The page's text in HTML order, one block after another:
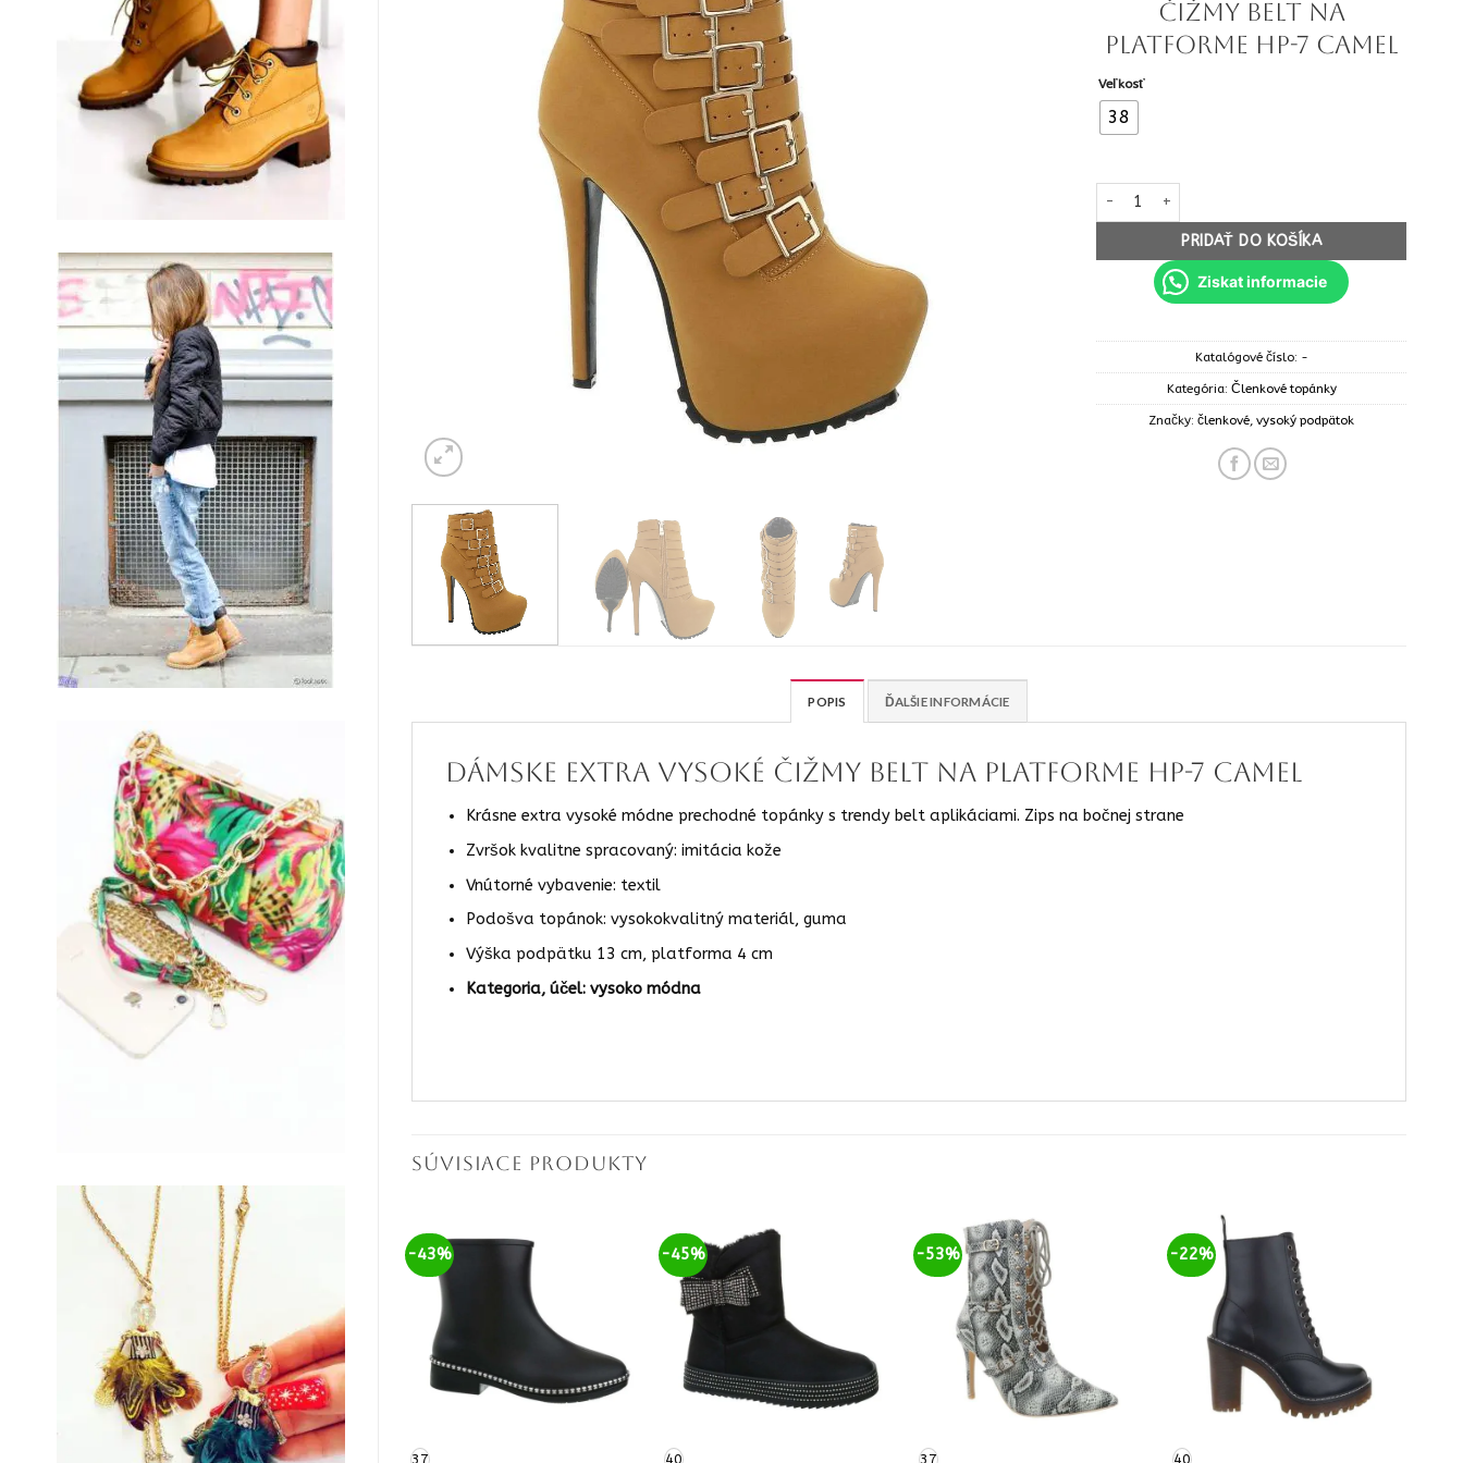
čižmy Belt na
platforme HP-7 camel
Veľkosť
38
množstvo Dámske extra vysoké čižmy Belt na
PRIDAŤ DO KOŠÍKA
Ziskat informacie
Katalógové číslo: -
Kategória: Členkové topánky
Značky:členkové ,vysoký podpätok
POPIS ĎALŠIE INFORMÁCIE
Dámske extra vysoké čižmy Belt na platforme HP-7 camel
Krásne extra vysoké módne prechodné topánky s trendy belt aplikáciami. Zips na bočnej strane
Zvršok kvalitne spracovaný: imitácia kože
Vnútorné vybavenie: textil
Podošva topánok: vysokokvalitný materiál, guma
Výška podpätku 13 cm, platforma 4 cm
Kategoria, účel: vysoko módna
SÚVISIACE PRODUKTY
-43%
37
-45%
40
-53%
37
-22%
40
-36%
38